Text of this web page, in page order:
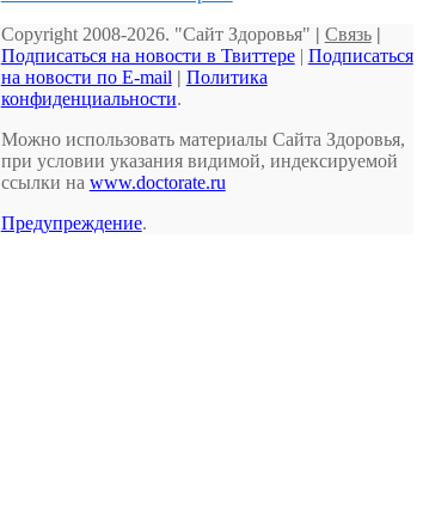
Copyright 2008-2026. "Сайт Здоровья" | Связь |
Подписаться на новости в Твиттере| Подписаться
на новости по E-mail | Политика
конфиденциальности.
Можно использовать материалы Сайта Здоровья,
при условии указания видимой, индексируемой
ссылки на www.doctorate.ru
Предупреждение.